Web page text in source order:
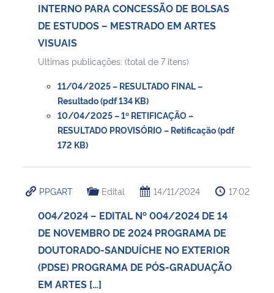
INTERNO PARA CONCESSÃO DE BOLSAS
DE ESTUDOS – MESTRADO EM ARTES
VISUAIS
Ultimas publicações: (total de 7 itens)
11/04/2025 – RESULTADO FINAL –
Resultado (pdf 134 KB)
10/04/2025 – 1º RETIFICAÇÃO –
RESULTADO PROVISÓRIO – Retificação (pdf
172 KB)
PPGART Edital 14/11/2024 17:02
004/2024 – EDITAL Nº 004/2024 DE 14
DE NOVEMBRO DE 2024 PROGRAMA DE
DOUTORADO-SANDUÍCHE NO EXTERIOR
(PDSE) PROGRAMA DE PÓS-GRADUAÇÃO
EM ARTES […]